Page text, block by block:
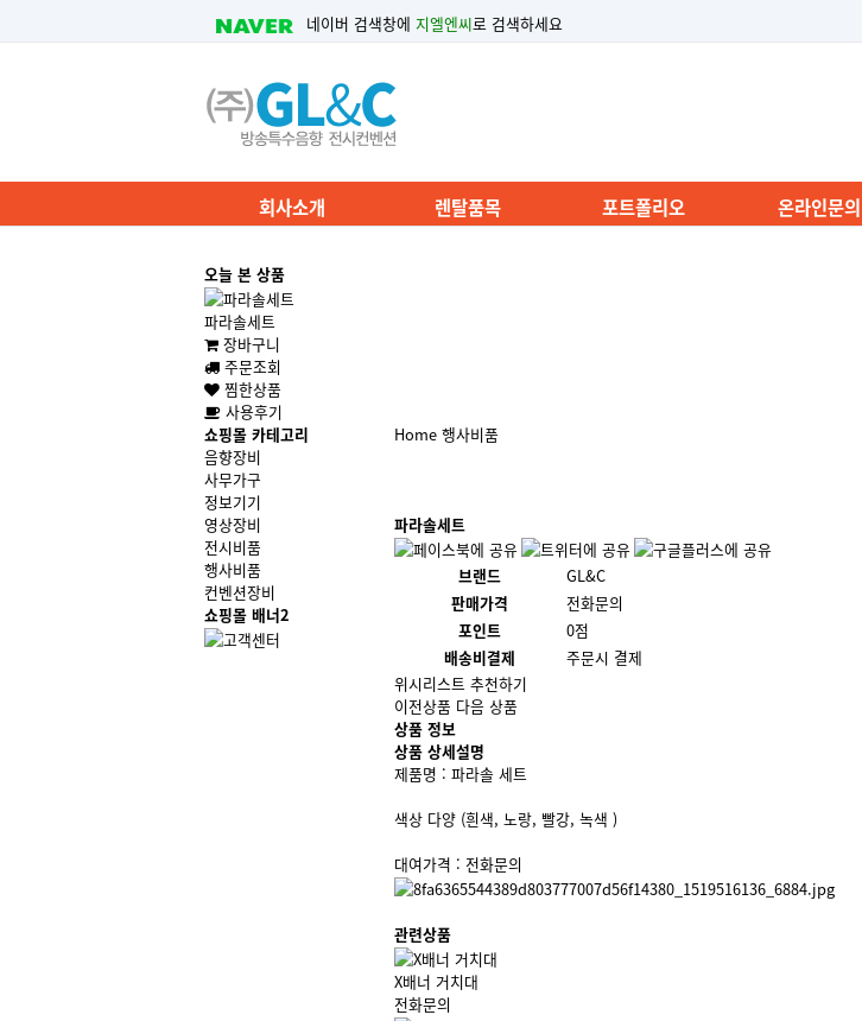
네이버 검색창에 지엘엔씨로 검색하세요
회사소개 렌탈품목 포트폴리오 온라인문의
오늘 본 상품
파라솔세트
장바구니
주문조회
찜한상품
사용후기
쇼핑몰 카테고리
음향장비
사무가구
정보기기
영상장비
전시비품
행사비품
컨벤션장비
쇼핑몰 배너2
Home 행사비품
파라솔세트
브랜드
GL&C
판매가격
전화문의
포인트
0점
배송비결제
주문시 결제
위시리스트 추천하기
이전상품 다음 상품
상품 정보
상품 상세설명
제품명 : 파라솔 세트
색상 다양 (흰색, 노랑, 빨강, 녹색 )
대여가격 : 전화문의
관련상품
X배너 거치대
전화문의